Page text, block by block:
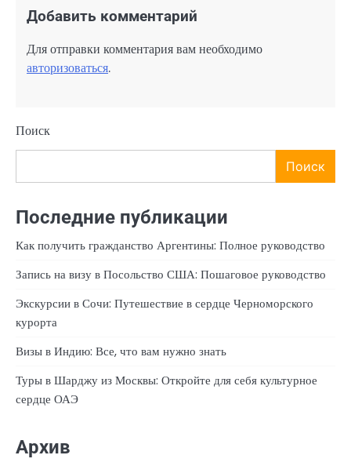
Добавить комментарий
Для отправки комментария вам необходимо
авторизоваться.
Поиск
Поиск
Последние публикации
Как получить гражданство Аргентины: Полное руководство
Запись на визу в Посольство США: Пошаговое руководство
Экскурсии в Сочи: Путешествие в сердце Черноморского
курорта
Визы в Индию: Все, что вам нужно знать
Туры в Шарджу из Москвы: Откройте для себя культурное
сердце ОАЭ
Архив